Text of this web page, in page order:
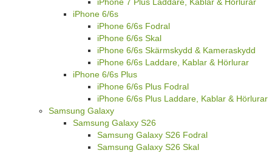
iPhone 6/6s
iPhone 6/6s Fodral
iPhone 6/6s Skal
iPhone 6/6s Skärmskydd & Kameraskydd
iPhone 6/6s Laddare, Kablar & Hörlurar
iPhone 6/6s Plus
iPhone 6/6s Plus Fodral
iPhone 6/6s Plus Laddare, Kablar & Hörlurar
Samsung Galaxy
Samsung Galaxy S26
Samsung Galaxy S26 Fodral
Samsung Galaxy S26 Skal